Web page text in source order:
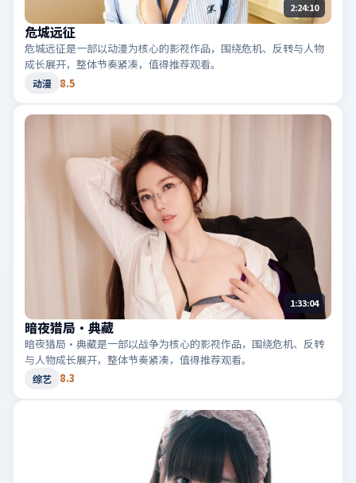
2:24:10
危城远征
危城远征是一部以动漫为核心的影视作品，围绕危机、反转与人物
成长展开，整体节奏紧凑，值得推荐观看。
动漫 8.5
1:33:04
暗夜猎局·典藏
暗夜猎局·典藏是一部以战争为核心的影视作品，围绕危机、反转
与人物成长展开，整体节奏紧凑，值得推荐观看。
综艺 8.3